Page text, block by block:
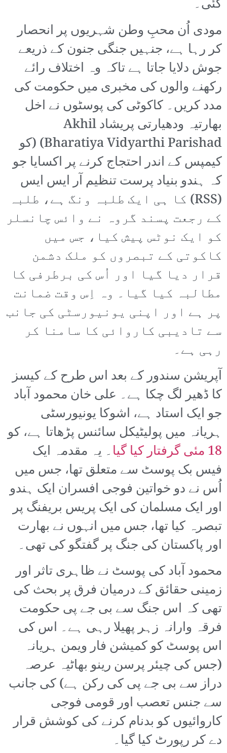
گئی۔
مودی اُن محبِ وطن شہریوں پر انحصار
کر رہا ہے، جنہیں جنگی جنون کے ذریعے
جوش دلایا جاتا ہے تاکہ وہ اختلاف رائے
رکھنے والوں کی مخبری میں حکومت کی
مدد کریں۔ کاکوٹی کی پوسٹوں نے اخل
بھارتیہ ودھیارتی پریشاد Akhil
Bharatiya Vidyarthi Parishad) (کو
کیمپس کے اندر احتجاج کرنے پر اکسایا جو
کہ ہندو بنیاد پرست تنظیم آر ایس ایس
(RSS) کا ہی ایک طلبہ ونگ ہے، طلبہ
کے رجعت پسند گروہ نے وائس چانسلر
کو ایک نوٹس پیش کیا، جس میں
کاکوتی کے تبصروں کو ملک دشمن
قرار دیا گیا اور اُس کی برطرفی کا
مطالبہ کیا گیا۔ وہ اِس وقت ضمانت
پر ہے اور اپنی یونیورسٹی کی جانب
سے تادیبی کاروائی کا سامنا کر
رہی ہے۔
آپریشن سندور کے بعد اس طرح کے کیسز
کا ڈھیر لگ چکا ہے۔ علی خان محمود آباد
جو ایک استاد ہے، اشوکا یونیورسٹی
ہریانہ میں پولیٹیکل سائنس پڑھاتا ہے، کو
18 مئی گرفتار کیا گیا
۔ یہ مقدمہ ایک
فیس بک پوسٹ سے متعلق تھا، جس میں
اُس نے دو خواتین فوجی افسران ایک ہندو
اور ایک مسلمان کی ایک پریس بریفنگ پر
تبصرہ کیا تھا، جس میں انہوں نے بھارت
اور پاکستان کی جنگ پر گفتگو کی تھی۔
محمود آباد کی پوسٹ نے ظاہری تاثر اور
زمینی حقائق کے درمیان فرق پر بحث کی
تھی کہ اس جنگ سے بی جے پی حکومت
فرقہ وارانہ زہر پھیلا رہی ہے۔ اس کی
اس پوسٹ کو کمیشن فار ویمن ہریانہ
(جس کی چیئر پرسن رینو بھاٹیہ عرصہ
دراز سے بی جے پی کی رکن ہے) کی جانب
سے جنس تعصب اور قومی فوجی
کاروائیوں کو بدنام کرنے کی کوشش قرار
دے کر رپورٹ کیا گیا۔